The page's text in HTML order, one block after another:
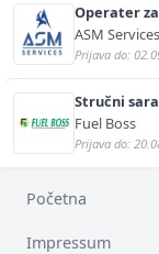
Operater
(m/ž)
ASM Services
Prijava do:
Stručni
Fuel Boss
Prijava do:
Početna
Impressum